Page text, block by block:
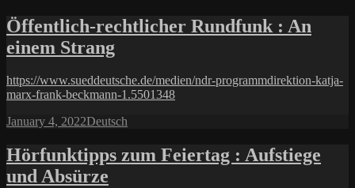
Öffentlich-rechtlicher Rundfunk : An
einem Strang
https://www.sueddeutsche.de/medien/ndr-programmdirektion-katja-
marx-frank-beckmann-1.5501348
Posted
January 4, 2022Categories
Deutsch
Hörfunktipps zum Feiertag : Aufstiege
und Absürze